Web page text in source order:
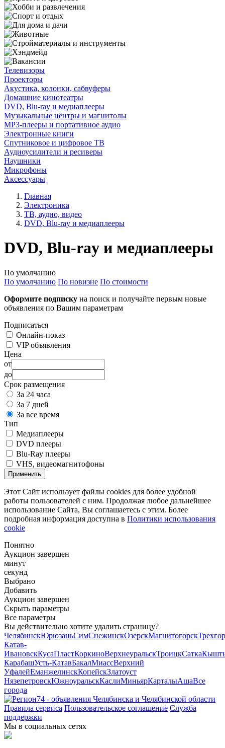
Телевизоры
Проекторы
Акустика, колонки, сабвуферы
Домашние кинотеатры
DVD, Blu-ray и медиаплееры
Музыкальные центры и магнитолы
MP3-плееры и портативное аудио
Электронные книги
Спутниковое и цифровое ТВ
Аудиоусилители и ресиверы
Наушники
Микрофоны
Аксессуары
Главная
Электроника
ТВ, аудио, видео
DVD, Blu-ray и медиаплееры
DVD, Blu-ray и медиаплееры
По умолчанию
По умолчанию По новизне По стоимости
Оформите подписку на поиск и получайте первым новые
объявления по Вашим параметрам
Подписаться
Онлайн-показ
VIP объявления
Цена
от
до
Срок размещения
За 24 часа
За 7 дней
За все время
Тип
Медиаплееры
DVD плееры
Blu-Ray плееры
VHS, видеомагнитофоны
Применить
Этот Сайт использует файлы cookies для более удобной
работы пользователей с ним. Продолжая любое дальнейшее
использование Сайта, Вы соглашаетесь с этим. Более
подробная информация доступна в Политики использования
cookie
Понятно
Аукцион завершен
минут
секунд
Выбрано
Добавить
Аукцион завершен
Скрыть параметры
Все параметры
Вы действительно хотите удалить страницу?
ЧелябинскЮрюзаньСимСнежинскОзерскМагнитогорск
Катав-
ИвановскКусаПластКоркиноВерхнеуральскТроицкСатка
КарабашУсть-КатавБакалМиассВерхний
УфалейЕманжелинскКопейскЗлатоуст
НязепетровскЮжноуральскКаслиМиньярКарталыАшаВсе
города
Правила сервиса Пользовательское соглашение Служба
поддержки
Мы в социальных сетях